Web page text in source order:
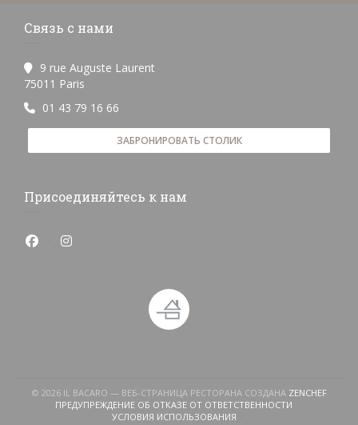
Связь с нами
9 rue Auguste Laurent
75011 Paris
01 43 79 16 66
ЗАБРОНИРОВАТЬ СТОЛИК
Присоединяйтесь к нам
Facebook ((открывается в новом окне))
Instagram ((открывается в новом окне))
© 2026 IL BACARO — ВЕБ-СТРАНИЦА РЕСТОРАНА СОЗДАНА ZENCHEF
ПРЕДУПРЕЖДЕНИЕ ОБ ОТКАЗЕ ОТ ОТВЕТСТВЕННОСТИ
((ОТКРЫВАЕТСЯ В НОВОМ ОКНЕ))
УСЛОВИЯ ИСПОЛЬЗОВАНИЯ((ОТКРЫВАЕТСЯ В НОВОМ ОКНЕ))